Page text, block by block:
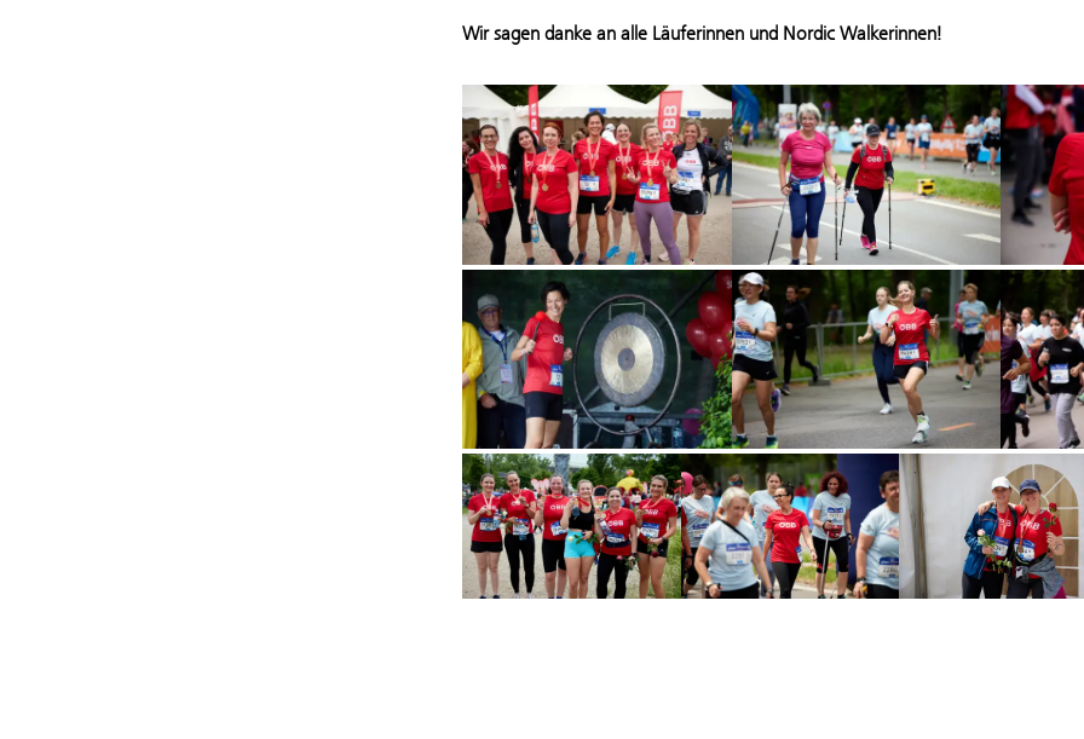
Wir sagen danke an alle Läuferinnen und Nordic Walkerinnen!